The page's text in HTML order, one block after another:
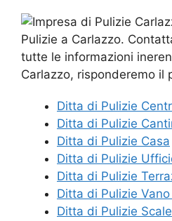
Ditta di Pulizie
Ditta di Pulizie
Ditta di Pulizie Casa
Ditta di Pulizie
Ditta di Pulizie
Ditta di Pulizie
Ditta di Pulizie Scale